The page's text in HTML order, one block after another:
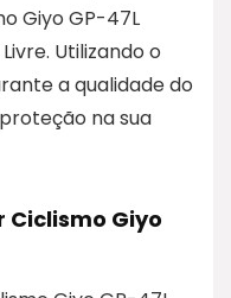
Giyo GP-47L
Utilizando o
a qualidade do
na sua
Ciclismo Giyo